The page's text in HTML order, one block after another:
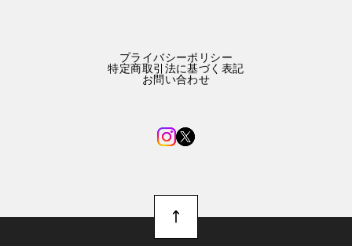
プライバシーポリシー
特定商取引法に基づく表記
お問い合わせ